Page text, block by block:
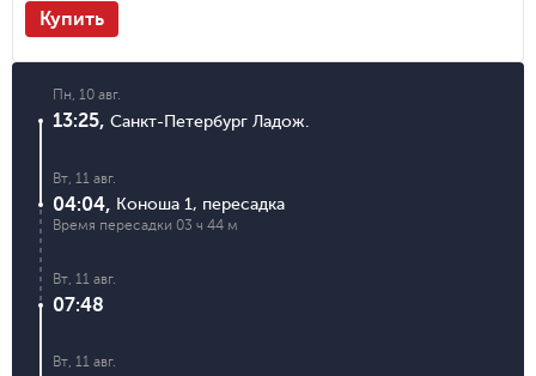
Купить
Пн, 10 авг.
13:25, Санкт-Петербург Ладож.
Вт, 11 авг.
04:04, Коноша 1, пересадка
Время пересадки 03 ч 44 м
Вт, 11 авг.
07:48
Вт, 11 авг.